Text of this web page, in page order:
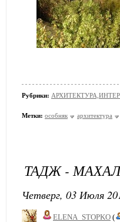
Рубрики:
Метки: особняк архитектура
ТАДЖ -
Четверг, 03 Июля
ELENA_STOPKO (